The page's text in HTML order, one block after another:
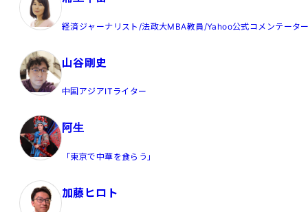
経済ジャーナリスト/法政大MBA教員/Yahoo公式コメンテータ
山谷剛史
中国アジアITライター
阿生
「東京で中華を食らう」
加藤ヒロト